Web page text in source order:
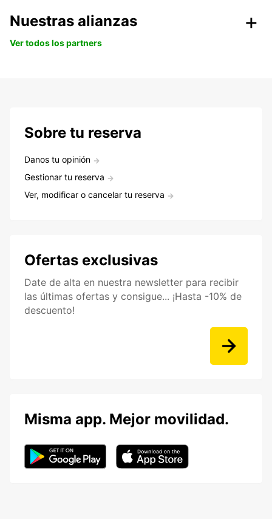
Nuestras alianzas
Ver todos los partners
Sobre tu reserva
Danos tu opinión
Gestionar tu reserva
Ver, modificar o cancelar tu reserva
Ofertas exclusivas
Date de alta en nuestra newsletter para recibir
las últimas ofertas y consigue... ¡Hasta -10% de
descuento!
Misma app. Mejor movilidad.